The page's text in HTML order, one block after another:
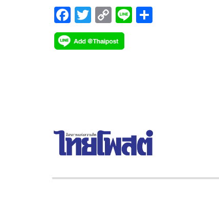
F
ac
e
T
wi
tt
C
o
p
Li